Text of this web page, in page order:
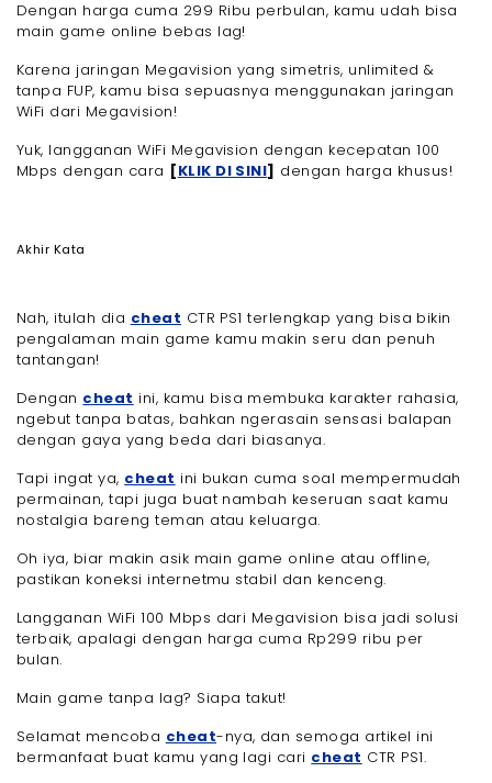
Dengan harga cuma 299 Ribu perbulan, kamu udah bisa
main game online bebas lag!
Karena jaringan Megavision yang simetris, unlimited &
tanpa FUP, kamu bisa sepuasnya menggunakan jaringan
WiFi dari Megavision!
Yuk, langganan WiFi Megavision dengan kecepatan 100
Mbps dengan cara [KLIK DI SINI] dengan harga khusus!
Akhir Kata
Nah, itulah dia cheat CTR PS1 terlengkap yang bisa bikin
pengalaman main game kamu makin seru dan penuh
tantangan!
Dengan cheat ini, kamu bisa membuka karakter rahasia,
ngebut tanpa batas, bahkan ngerasain sensasi balapan
dengan gaya yang beda dari biasanya.
Tapi ingat ya, cheat ini bukan cuma soal mempermudah
permainan, tapi juga buat nambah keseruan saat kamu
nostalgia bareng teman atau keluarga.
Oh iya, biar makin asik main game online atau offline,
pastikan koneksi internetmu stabil dan kenceng.
Langganan WiFi 100 Mbps dari Megavision bisa jadi solusi
terbaik, apalagi dengan harga cuma Rp299 ribu per
bulan.
Main game tanpa lag? Siapa takut!
Selamat mencoba cheat-nya, dan semoga artikel ini
bermanfaat buat kamu yang lagi cari cheat CTR PS1.